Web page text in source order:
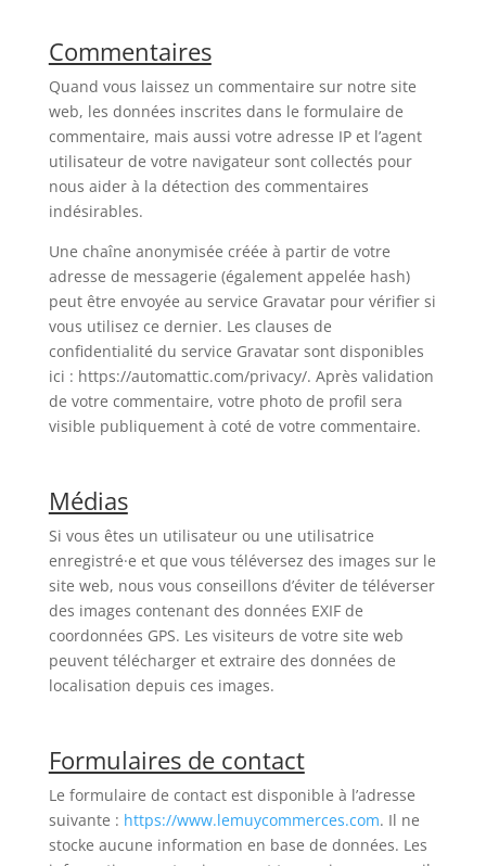
Commentaires
Quand vous laissez un commentaire sur notre site
web, les données inscrites dans le formulaire de
commentaire, mais aussi votre adresse IP et l’agent
utilisateur de votre navigateur sont collectés pour
nous aider à la détection des commentaires
indésirables.
Une chaîne anonymisée créée à partir de votre
adresse de messagerie (également appelée hash)
peut être envoyée au service Gravatar pour vérifier si
vous utilisez ce dernier. Les clauses de
confidentialité du service Gravatar sont disponibles
ici : https://automattic.com/privacy/. Après validation
de votre commentaire, votre photo de profil sera
visible publiquement à coté de votre commentaire.
Médias
Si vous êtes un utilisateur ou une utilisatrice
enregistré·e et que vous téléversez des images sur le
site web, nous vous conseillons d’éviter de téléverser
des images contenant des données EXIF de
coordonnées GPS. Les visiteurs de votre site web
peuvent télécharger et extraire des données de
localisation depuis ces images.
Formulaires de contact
Le formulaire de contact est disponible à l’adresse
suivante : https://www.lemuycommerces.com. Il ne
stocke aucune information en base de données. Les